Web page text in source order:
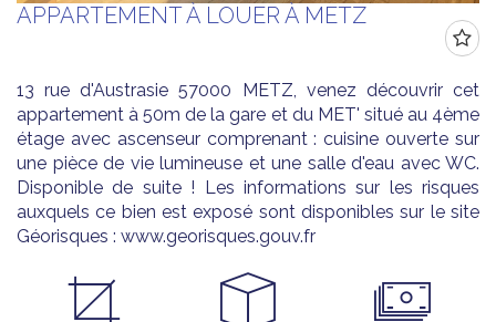
APPARTEMENT À LOUER À METZ
13 rue d'Austrasie 57000 METZ, venez découvrir cet
appartement à 50m de la gare et du MET' situé au 4ème
étage avec ascenseur comprenant : cuisine ouverte sur
une pièce de vie lumineuse et une salle d'eau avec WC.
Disponible de suite ! Les informations sur les risques
auxquels ce bien est exposé sont disponibles sur le site
Géorisques : www.georisques.gouv.fr